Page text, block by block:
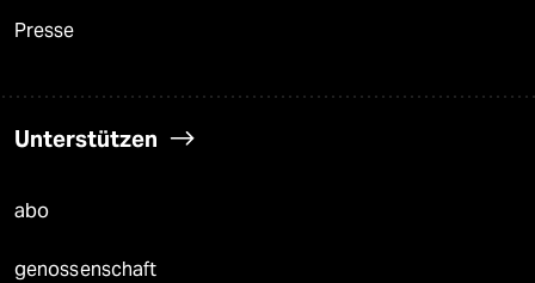
Presse
Unterstützen
abo
genossenschaft